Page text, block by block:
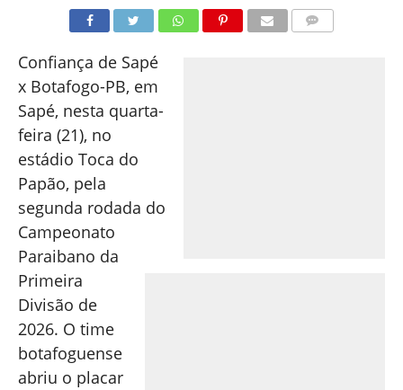
Confiança de Sapé
x Botafogo-PB, em
Sapé, nesta quarta-
feira (21), no
estádio Toca do
Papão, pela
segunda rodada do
Campeonato
Paraibano da
Primeira
Divisão de
2026. O time
botafoguense
abriu o placar